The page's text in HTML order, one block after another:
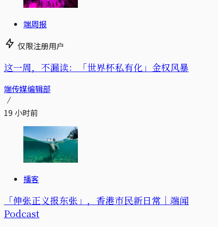
端周报
仅限注册用户
这一周，不漏读：「世界杯私有化」金权风暴
端传媒编辑部
19 小时前
播客
「伸张正义报东张」，香港市民新日常｜端闻
Podcast